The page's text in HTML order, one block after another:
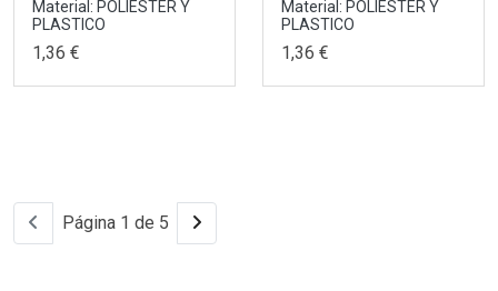
Material: POLIESTER Y
PLASTICO
1,36 €
Material: POLIESTER Y
PLASTICO
1,36 €
Página 1 de 5